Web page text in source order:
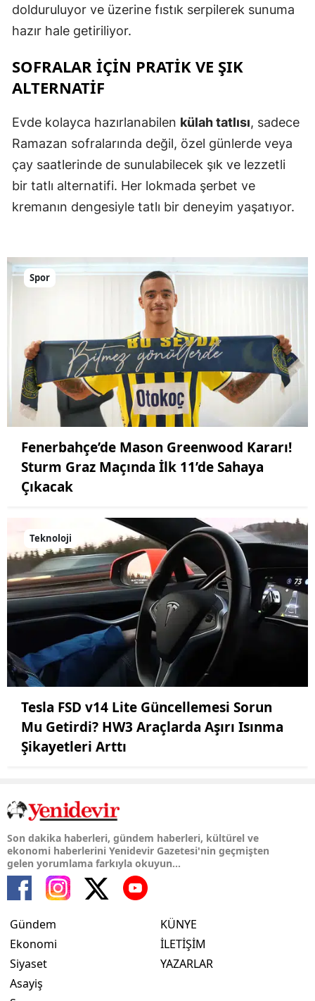
dolduruluyor ve üzerine fıstık serpilerek sunuma
hazır hale getiriliyor.
SOFRALAR İÇIN PRATIK VE ŞIK
ALTERNATIF
Evde kolayca hazırlanabilen külah tatlısı, sadece
Ramazan sofralarında değil, özel günlerde veya
çay saatlerinde de sunulabilecek şık ve lezzetli
bir tatlı alternatifi. Her lokmada şerbet ve
kremanın dengesiyle tatlı bir deneyim yaşatıyor.
Spor
Fenerbahçe’de Mason Greenwood Kararı!
Sturm Graz Maçında İlk 11’de Sahaya
Çıkacak
Teknoloji
Tesla FSD v14 Lite Güncellemesi Sorun
Mu Getirdi? HW3 Araçlarda Aşırı Isınma
Şikayetleri Arttı
Son dakika haberleri, gündem haberleri, kültürel ve
ekonomi haberlerini Yenidevir Gazetesi'nin geçmişten
gelen yorumlama farkıyla okuyun...
Gündem
Ekonomi
Siyaset
Asayiş
KÜNYE
İLETİŞİM
YAZARLAR